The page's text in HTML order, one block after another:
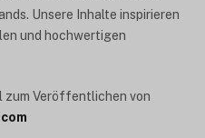
Unsere Inhalte inspirieren
und hochwertigen
zum Veröffentlichen von